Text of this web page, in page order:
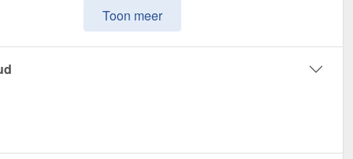
montage– Perfecte pasvorm voor Plastmo PVC
Toon meer